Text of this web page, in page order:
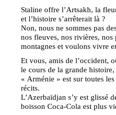
Staline offre l’Artsakh, la
et l’histoire s’arrêterait là ?
Non, nous ne sommes pas
nos fleuves, nos rivières, nos
montagnes et voulons vivre
Et vous, amis de l’occident,
le cours de la grande
« Arménie » est sur toutes
récits.
L’Azerbaïdjan s’y est glissé
boisson Coca-Cola est plus